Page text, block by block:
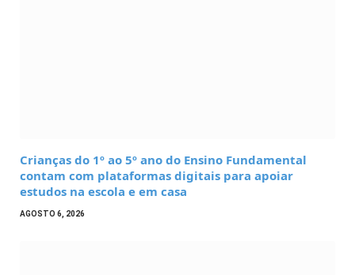
Crianças do 1º ao 5º ano do Ensino Fundamental
contam com plataformas digitais para apoiar
estudos na escola e em casa
AGOSTO 6, 2026